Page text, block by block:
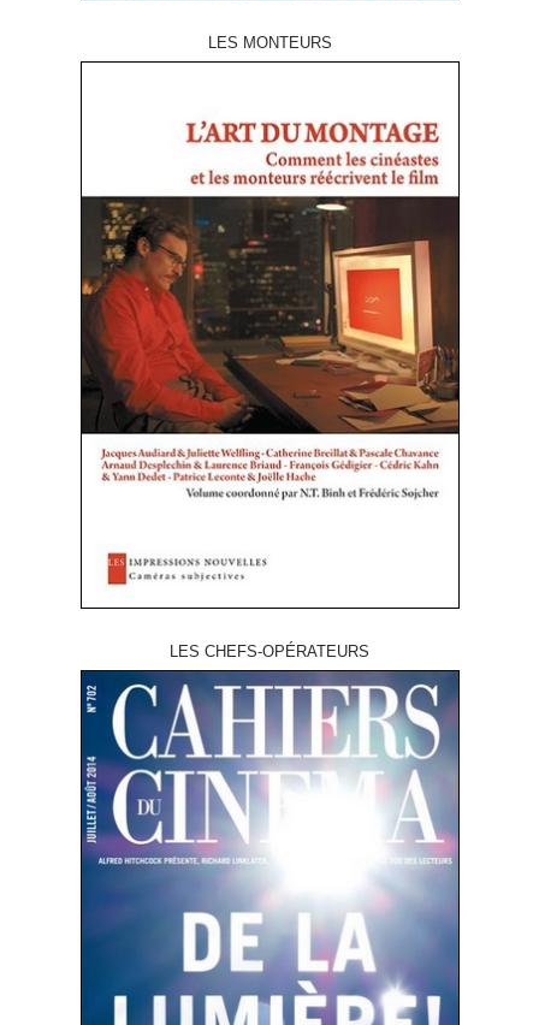
LES MONTEURS
LES CHEFS-OPÉRATEURS